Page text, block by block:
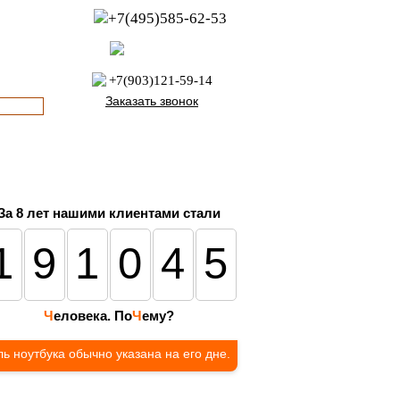
+7(495)585-62-53
+7(903)121-59-14
Заказать звонок
8 лет нашими клиентами стали
Человека. ПоЧему?
ноутбука обычно указана на его дне.